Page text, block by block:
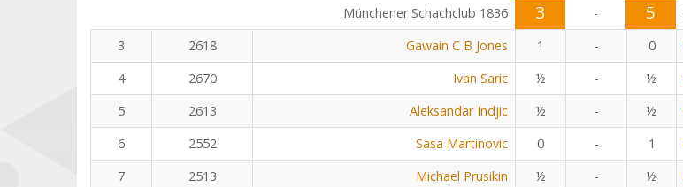
Münchener Schachclub 1836 3 - 5
3
2618 Gawain C B Jones 1 - 0
4
2670 Ivan Saric ½ - ½
5
2613 Aleksandar Indjic ½ - ½
6
2552 Sasa Martinovic 0 - 1
7
2513 Michael Prusikin ½ - ½